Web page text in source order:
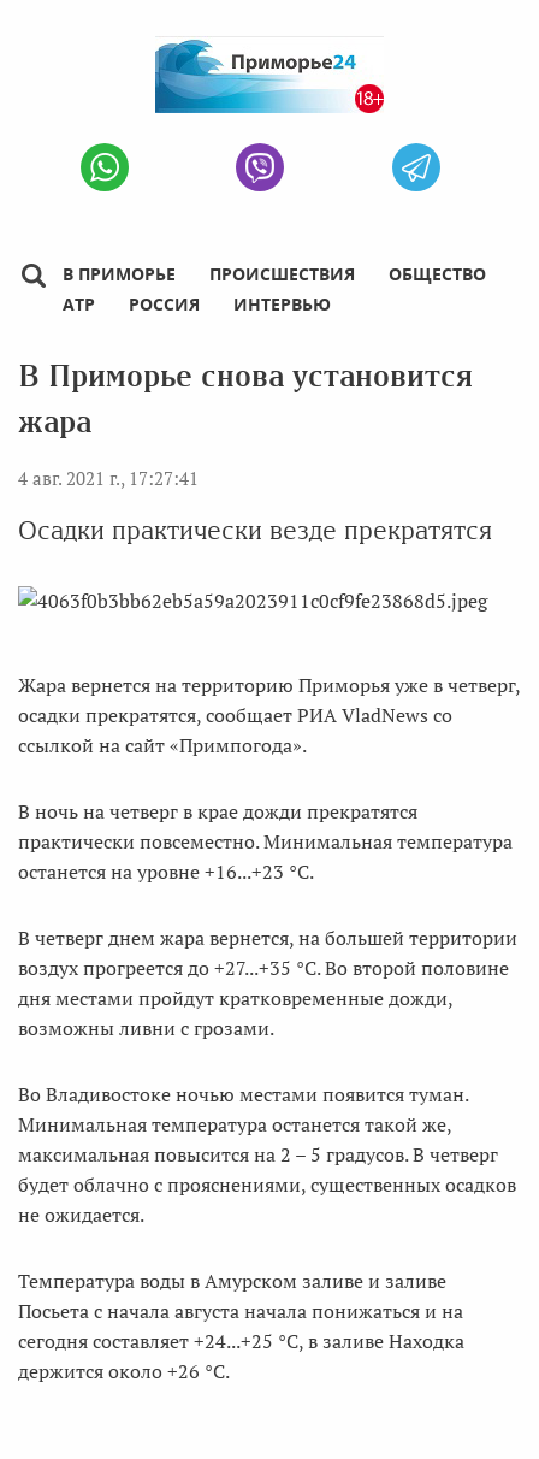
В ПРИМОРЬЕ ПРОИСШЕСТВИЯ
ОБЩЕСТВО
АТР
РОССИЯ ИНТЕРВЬЮ
В Приморье снова установится
жара
4 авг. 2021 г., 17:27:41
Осадки практически везде прекратятся
Жара вернется на территорию Приморья уже в четверг,
осадки прекратятся, сообщает РИА VladNews со
ссылкой на сайт «Примпогода».
В ночь на четверг в крае дожди прекратятся
практически повсеместно. Минимальная температура
останется на уровне +16...+23 °С.
В четверг днем жара вернется, на большей территории
воздух прогреется до +27...+35 °С. Во второй половине
дня местами пройдут кратковременные дожди,
возможны ливни с грозами.
Во Владивостоке ночью местами появится туман.
Минимальная температура останется такой же,
максимальная повысится на 2 – 5 градусов. В четверг
будет облачно с прояснениями, существенных осадков
не ожидается.
Температура воды в Амурском заливе и заливе
Посьета с начала августа начала понижаться и на
сегодня составляет +24...+25 °С, в заливе Находка
держится около +26 °С.